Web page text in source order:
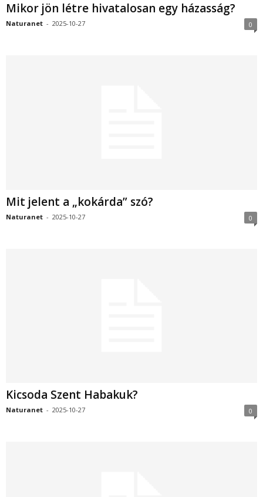
Mikor jön létre hivatalosan egy házasság?
Naturanet - 2025-10-27 0
Mit jelent a „kokárda” szó?
Naturanet - 2025-10-27 0
Kicsoda Szent Habakuk?
Naturanet - 2025-10-27 0